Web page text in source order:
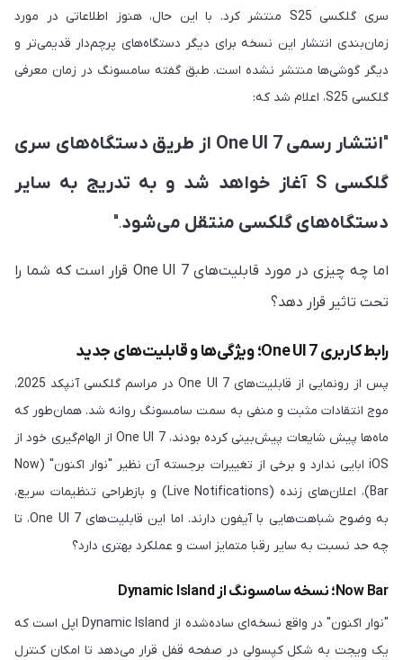
سری گلکسی S25 منتشر کرد. با این حال، هنوز اطلاعاتی در مورد
زمان‌بندی انتشار این نسخه برای دیگر دستگاه‌های پرچم‌دار قدیمی‌تر و
دیگر گوشی‌ها منتشر نشده است. طبق گفته سامسونگ در زمان معرفی
گلکسی S25، اعلام شد که:
"
انتشار رسمی One UI 7 از طریق دستگاه‌های سری
گلکسی S آغاز خواهد شد و به تدریج به سایر
دستگاه‌های گلکسی منتقل می‌شود.
"
اما چه چیزی در مورد قابلیت‌های One UI 7 قرار است که شما را
تحت تاثیر قرار دهد؟
رابط کاربری One UI 7؛ ویژگی‌ها و قابلیت‌های جدید
پس از رونمایی از قابلیت‌های One UI 7 در مراسم گلکسی آنپکد 2025،
موج انتقادات مثبت و منفی به سمت سامسونگ روانه شد. همان‌طور که
ماه‌ها پیش شایعات پیش‌بینی کرده بودند، One UI 7 از الهام‌گیری خود از
iOS ابایی ندارد و برخی از تغییرات برجسته آن نظیر "نوار اکنون" (Now
Bar)، اعلان‌های زنده (Live Notifications) و بازطراحی تنظیمات سریع،
به وضوح شباهت‌هایی با آیفون دارند. اما این قابلیت‌های One UI 7، تا
چه حد نسبت به سایر رقبا متمایز است و عملکرد بهتری دارد؟
Now Bar؛ نسخه سامسونگ از Dynamic Island
"نوار اکنون" در واقع نسخه‌ای ساده‌شده از Dynamic Island اپل است که
یک ویجت به شکل کپسولی در صفحه قفل قرار می‌دهد تا امکان کنترل